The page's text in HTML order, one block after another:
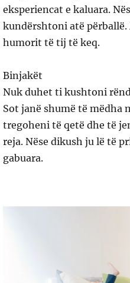
eksperiencat e kaluara.
kundërshtoni atë
humorit të tij të keq.
Binjakët
Nuk duhet ti kushtoni
Sot janë shumë të mëdha
tregoheni të qetë dhe të
reja. Nëse dikush ju lë të
gabuara.